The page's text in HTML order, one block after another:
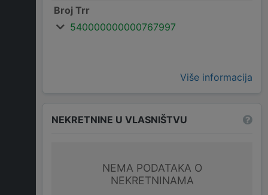
Broj Trr
540000000000767997
Više informacija
NEKRETNINE U VLASNIŠTVU
NEMA PODATAKA O
NEKRETNINAMA